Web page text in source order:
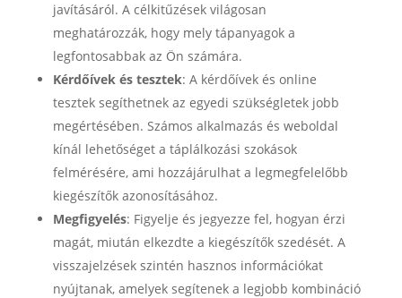
javításáról. A célkitűzések világosan
meghatározzák, hogy mely tápanyagok a
legfontosabbak az Ön számára.
Kérdőívek és tesztek: A kérdőívek és online
tesztek segíthetnek az egyedi szükségletek jobb
megértésében. Számos alkalmazás és weboldal
kínál lehetőséget a táplálkozási szokások
felmérésére, ami hozzájárulhat a legmegfelelőbb
kiegészítők azonosításához.
Megfigyelés: Figyelje és jegyezze fel, hogyan érzi
magát, miután elkezdte a kiegészítők szedését. A
visszajelzések szintén hasznos információkat
nyújtanak, amelyek segítenek a legjobb kombináció